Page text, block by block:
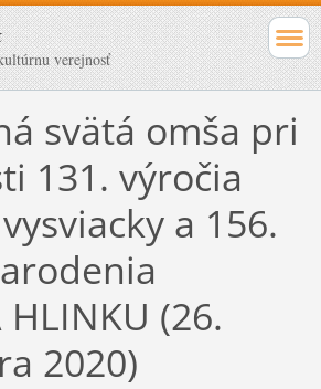
verejnosť
svätá omša pri
131. výročia
a 156.
HLINKU (26.
2020)